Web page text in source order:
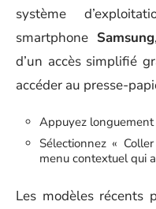
système
smartphone Samsung
d’un accès simplifié
accéder au presse-
Appuyez
Sélectionnez «
menu contextuel qui
Les modèles récents